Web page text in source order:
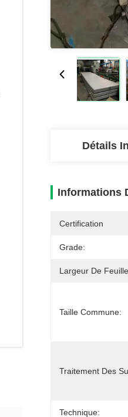
Détails
Informations
Certification
Grade:
Largeur De
Taille Commune:
Traitement Des
Technique: